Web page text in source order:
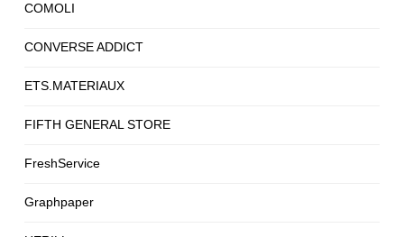
COMOLI
CONVERSE ADDICT
ETS.MATERIAUX
FIFTH GENERAL STORE
FreshService
Graphpaper